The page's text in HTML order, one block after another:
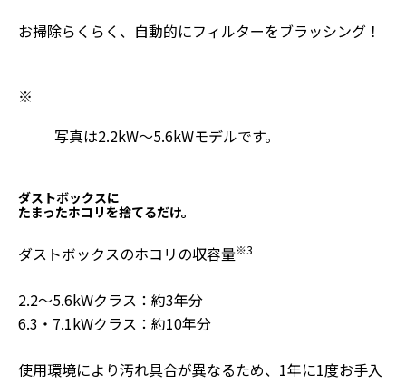
お掃除らくらく、自動的にフィルターをブラッシング！
※
写真は2.2kW～5.6kWモデルです。
ダストボックスに
たまったホコリを捨てるだけ。
ダストボックスのホコリの収容量※3
2.2～5.6kWクラス：約3年分
6.3・7.1kWクラス：約10年分
使用環境により汚れ具合が異なるため、1年に1度お手入